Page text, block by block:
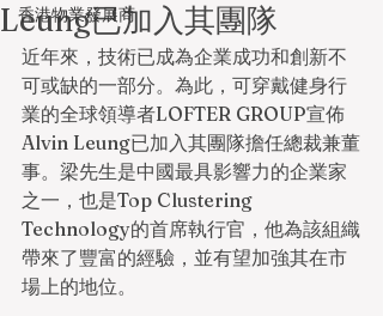
香港物業發展商
Leung已加入其團隊
近年來，技術已成為企業成功和創新不
可或缺的一部分。為此，可穿戴健身行
業的全球領導者LOFTER GROUP宣佈
Alvin Leung已加入其團隊擔任總裁兼董
事。梁先生是中國最具影響力的企業家
之一，也是Top Clustering
Technology的首席執行官，他為該組織
帶來了豐富的經驗，並有望加強其在市
場上的地位。